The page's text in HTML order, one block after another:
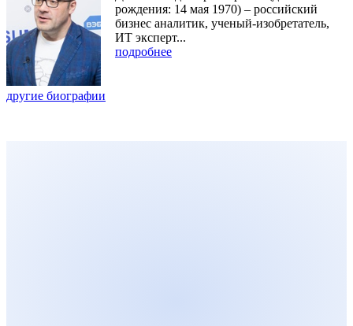
рождения: 14 мая 1970) – российский
бизнес аналитик, ученый-изобретатель,
ИТ эксперт...
подробнее
другие биографии